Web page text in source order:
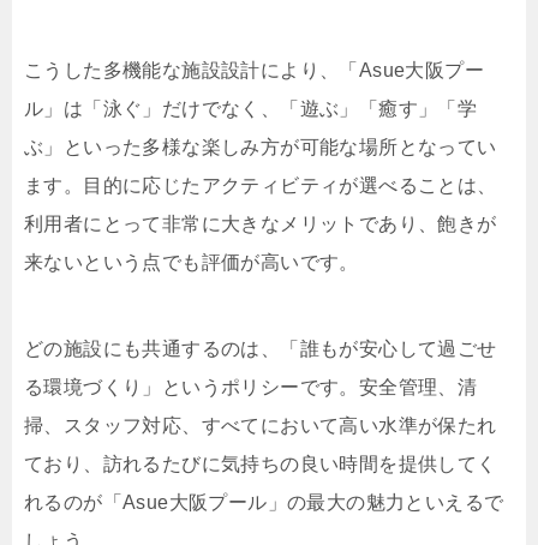
こうした多機能な施設設計により、「Asue大阪プー
ル」は「泳ぐ」だけでなく、「遊ぶ」「癒す」「学
ぶ」といった多様な楽しみ方が可能な場所となってい
ます。目的に応じたアクティビティが選べることは、
利用者にとって非常に大きなメリットであり、飽きが
来ないという点でも評価が高いです。
どの施設にも共通するのは、「誰もが安心して過ごせ
る環境づくり」というポリシーです。安全管理、清
掃、スタッフ対応、すべてにおいて高い水準が保たれ
ており、訪れるたびに気持ちの良い時間を提供してく
れるのが「Asue大阪プール」の最大の魅力といえるで
しょう。